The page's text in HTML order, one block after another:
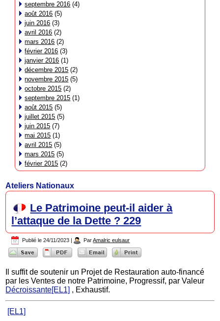
septembre 2016 (4)
août 2016 (5)
juin 2016 (3)
avril 2016 (2)
mars 2016 (2)
février 2016 (3)
janvier 2016 (1)
décembre 2015 (2)
novembre 2015 (5)
octobre 2015 (2)
septembre 2015 (1)
août 2015 (5)
juillet 2015 (5)
juin 2015 (7)
mai 2015 (1)
avril 2015 (5)
mars 2015 (5)
février 2015 (2)
Ateliers Nationaux
Le Patrimoine peut-il aider à
l’attaque de la Dette ? 229
Publié le 24/11/2023 | Par Amalric eulsaur
Il suffit de soutenir un Projet de Restauration auto-financé
par les Ventes de notre Patrimoine, Progressif, par Valeur
Décroissante[EL1] , Exhaustif.
[EL1]